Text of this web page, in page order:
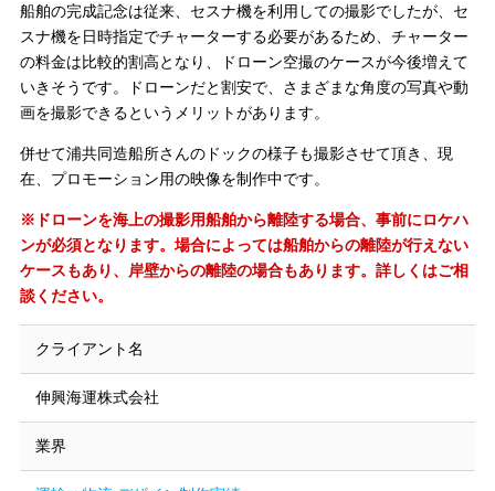
船舶の完成記念は従来、セスナ機を利用しての撮影でしたが、セ
スナ機を日時指定でチャーターする必要があるため、チャーター
の料金は比較的割高となり、ドローン空撮のケースが今後増えて
いきそうです。ドローンだと割安で、さまざまな角度の写真や動
画を撮影できるというメリットがあります。
併せて浦共同造船所さんのドックの様子も撮影させて頂き、現
在、プロモーション用の映像を制作中です。
※ドローンを海上の撮影用船舶から離陸する場合、事前にロケハ
ンが必須となります。場合によっては船舶からの離陸が行えない
ケースもあり、岸壁からの離陸の場合もあります。詳しくはご相
談ください。
クライアント名
伸興海運株式会社
業界